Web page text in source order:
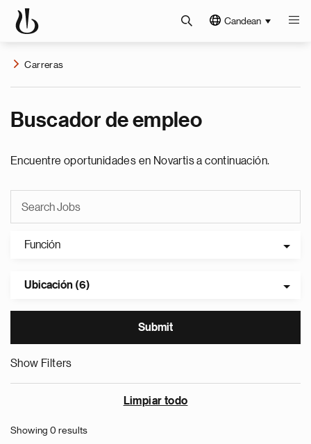
Candean
Carreras
Buscador de empleo
Encuentre oportunidades en Novartis a continuación.
Función
Ubicación (6)
Show Filters
Limpiar todo
Showing 0 results